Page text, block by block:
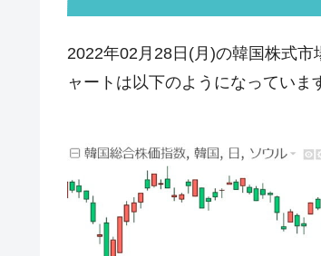
『Money1』 韓国は「中国と同じく
『Money1』 『韓国銀行』が「金の
『Money1』 韓国･帰ってきた李在明
『Money1』
韓国大統領府ボンクラ
壟断
『Money1』 韓国･警察職員が「丸刈
2022年02月28日(月)の韓国株式市
ャートは以下のようになっていま